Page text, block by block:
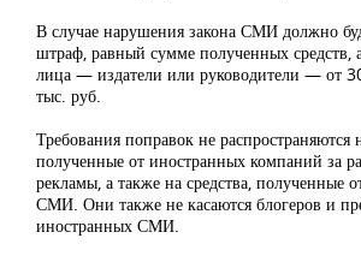
В случае нарушения закона СМИ должно
штраф, равный сумме полученных средств,
лица — издатели или руководители — от
тыс. руб.
Требования поправок не распространяются
полученные от иностранных компаний за
рекламы, а также на средства, полученные
СМИ. Они также не касаются блогеров и
иностранных СМИ.